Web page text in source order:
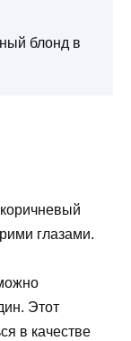
блонд в
глазами.
Этот
в качестве